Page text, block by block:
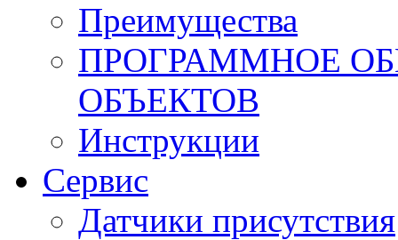
Преимущества
ПРОГРАММНОЕ
ОБЪЕКТОВ
Инструкции
Сервис
Датчики присутствия